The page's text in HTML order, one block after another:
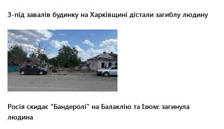
З-під завалів будинку на Харківщині дістали загиблу людину
Росія скидає "Бандеролі" на Балаклію та Ізюм: загинула
людина